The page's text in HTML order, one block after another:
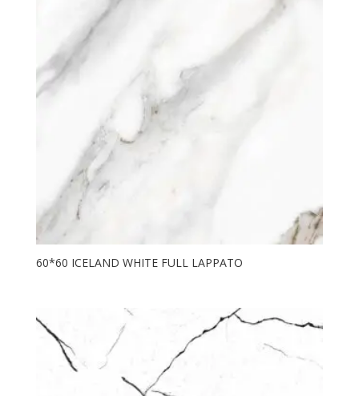
60*60 ICELAND WHITE FULL LAPPATO